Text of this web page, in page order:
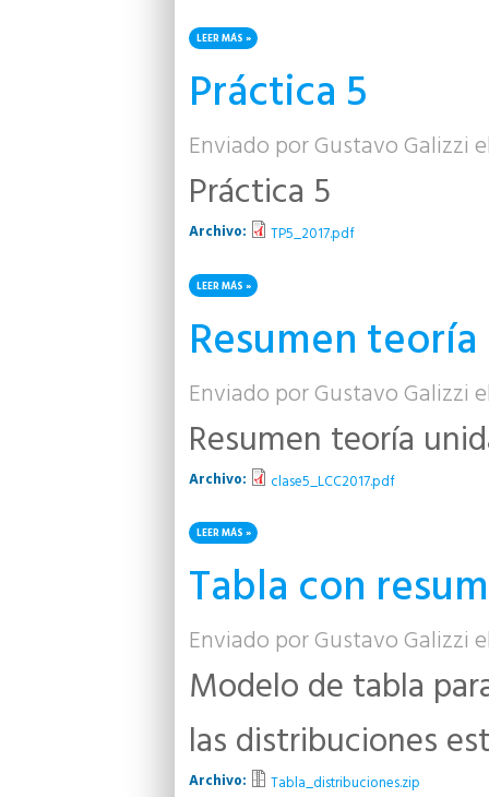
LEER MÁS SOBRE TABLA DISTRIBUCIÓN NORMAL
Práctica 5
Enviado porGustavo Galizzi
Práctica 5
Archivo: TP5_2017.pdf
LEER MÁS SOBRE PRÁCTICA 5
Resumen
Enviado porGustavo Galizzi
Resumen teoría
Archivo: clase5_LCC2017.pdf
LEER MÁS SOBRE RESUMEN TEORÍA UNIDAD 5
Tabla con
Enviado porGustavo Galizzi
Modelo de tabla
las distribuciones
Archivo: Tabla_distribuciones.zip